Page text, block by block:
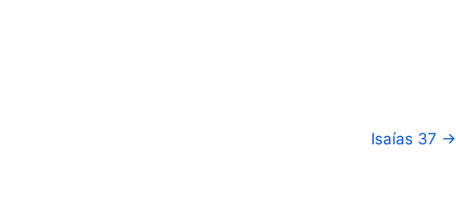
Isaías 37 →